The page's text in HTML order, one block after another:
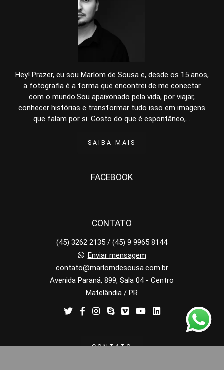
Hey! Prazer, eu sou Marlom de Sousa e, desde os 15 anos,
a fotografia é a forma que encontrei de me conectar
com o mundo.Sou apaixonado pela vida, por viajar,
conhecer histórias e transformar tudo isso em imagens
que falam por si. Gosto do que é espontâneo,...
SAIBA MAIS
FACEBOOK
CONTATO
(45) 3262 2135 / (45) 9 9965 8144
Enviar mensagem
contato@marlomdesousa.com.br
Avenida Paraná, 899, Sala 04 - Centro
Matelândia / PR
CONTATO